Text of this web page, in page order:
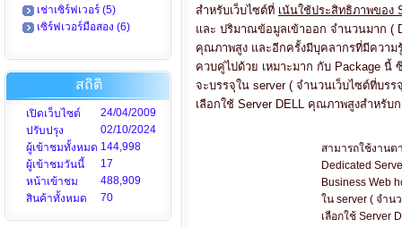
เช่าเซิร์ฟเวอร์ (5)
เซิร์ฟเวอร์มือสอง (6)
สถิติ
เปิดเว็บไซต์
24/04/2009
ปรับปรุง
02/10/2024
ผู้เข้าชมทั้งหมด 144,998
ผู้เข้าชมวันนี้
17
หน้าเข้าชม
488,909
สินค้าทั้งหมด
70
สำหรับเว็บไซต์ที่ เน้นใช้ประสิทธิภาพของ
และ ปริมาณข้อมูลเข้าออก จำนวนมาก (
คุณภาพสูง และอีกครั้งมีบุคลากรที่มีควา
ควบคู่ไปด้วย เหมาะมาก กับ Package นี้
จะบรรจุใน server ( จำนวนเว็บไซต์ที่บร
เลือกใช้ Server DELL คุณภาพสูงสำหรับ
สามารถใช้งานต
Dedicated
Business Web
ใน server ( จำน
เลือกใช้ Server